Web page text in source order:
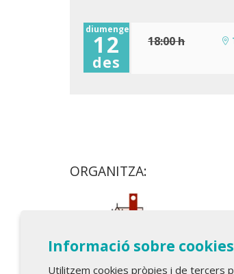
diumenge
12
des
18:00 h
ORGANITZA:
Informació sobre cookies
Utilitzem cookies pròpies i de tercers